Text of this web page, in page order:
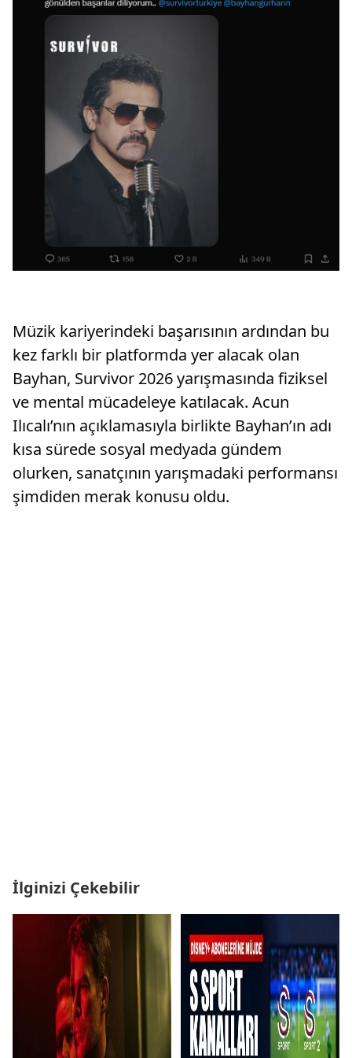
Müzik kariyerindeki başarısının ardından bu
kez farklı bir platformda yer alacak olan
Bayhan, Survivor 2026 yarışmasında fiziksel
ve mental mücadeleye katılacak. Acun
Ilıcalı’nın açıklamasıyla birlikte Bayhan’ın adı
kısa sürede sosyal medyada gündem
olurken, sanatçının yarışmadaki performansı
şimdiden merak konusu oldu.
İlginizi Çekebilir